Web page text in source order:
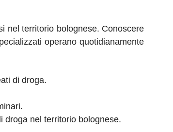
nel territorio bolognese. Conoscere
operano quotidianamente
di droga.
droga nel territorio bolognese.